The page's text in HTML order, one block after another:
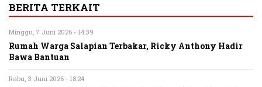
BERITA TERKAIT
Minggu, 7 Juni 2026 - 14:39
Rumah Warga Salapian Terbakar, Ricky Anthony Hadir
Bawa Bantuan
Rabu, 3 Juni 2026 - 18:24